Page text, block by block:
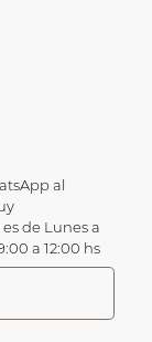
al
de Lunes a
a 12:00 hs